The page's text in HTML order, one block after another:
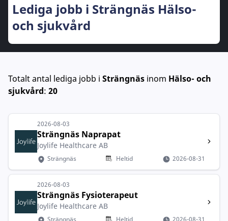
Lediga jobb i Strängnäs Hälso-
och sjukvård
Totalt antal lediga jobb i Strängnäs inom Hälso- och
sjukvård: 20
2026-08-03
Strängnäs Naprapat
Joylife Healthcare AB
Strängnäs Heltid 2026-08-31
2026-08-03
Strängnäs Fysioterapeut
Joylife Healthcare AB
Strängnäs Heltid 2026-08-31